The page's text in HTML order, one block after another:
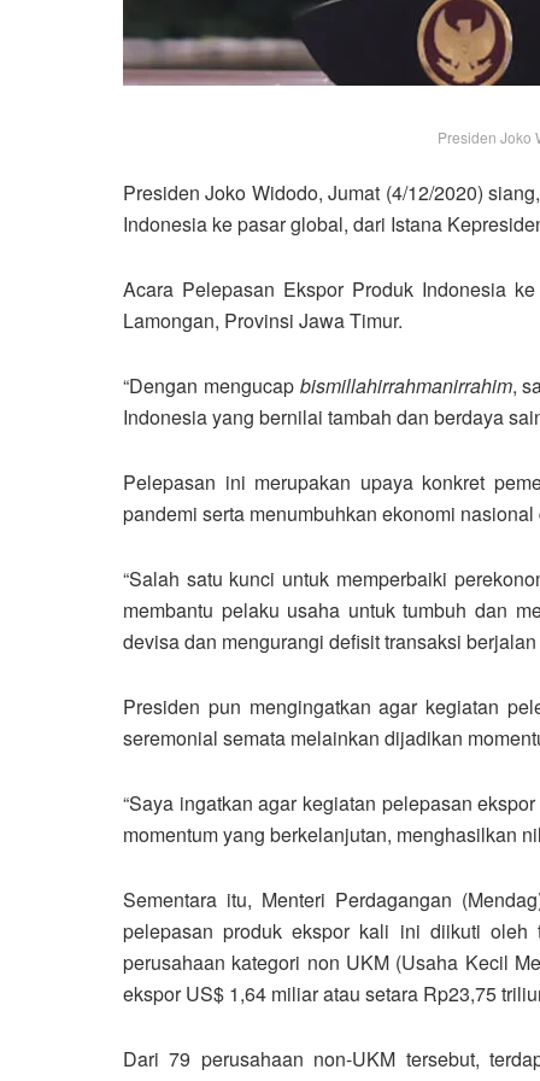
Presiden Joko
Presiden Joko Widodo, Jumat (4/12/2020)
Indonesia ke pasar global, dari Istana
Acara Pelepasan Ekspor Produk Indonesia
Lamongan, Provinsi Jawa Timur.
“Dengan mengucap bismillahirrahmanirrahim,
Indonesia yang bernilai tambah dan berdaya
Pelepasan ini merupakan upaya konkret
pandemi serta menumbuhkan ekonomi
“Salah satu kunci untuk memperbaiki
membantu pelaku usaha untuk tumbuh dan
devisa dan mengurangi defisit transaksi berjalan
Presiden pun mengingatkan agar kegiatan
seremonial semata melainkan dijadikan
“Saya ingatkan agar kegiatan pelepasan
momentum yang berkelanjutan, menghasilkan
Sementara itu, Menteri Perdagangan
pelepasan produk ekspor kali ini diikuti
perusahaan kategori non UKM (Usaha Kecil
ekspor US$ 1,64 miliar atau setara Rp23,75
Dari 79 perusahaan non-UKM tersebut,